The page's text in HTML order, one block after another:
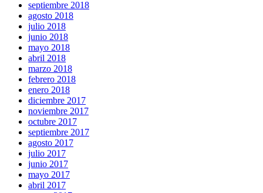
septiembre 2018
agosto 2018
julio 2018
junio 2018
mayo 2018
abril 2018
marzo 2018
febrero 2018
enero 2018
diciembre 2017
noviembre 2017
octubre 2017
septiembre 2017
agosto 2017
julio 2017
junio 2017
mayo 2017
abril 2017